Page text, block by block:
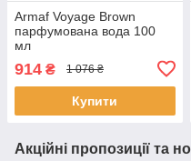
Armaf Voyage Brown
парфумована вода 100
мл
914 ₴ 1 076 ₴
Купити
Акційні пропозиції та